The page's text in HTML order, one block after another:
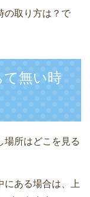
の取り方は？で
て無い時
場所はどこを見る
にある場合は、上